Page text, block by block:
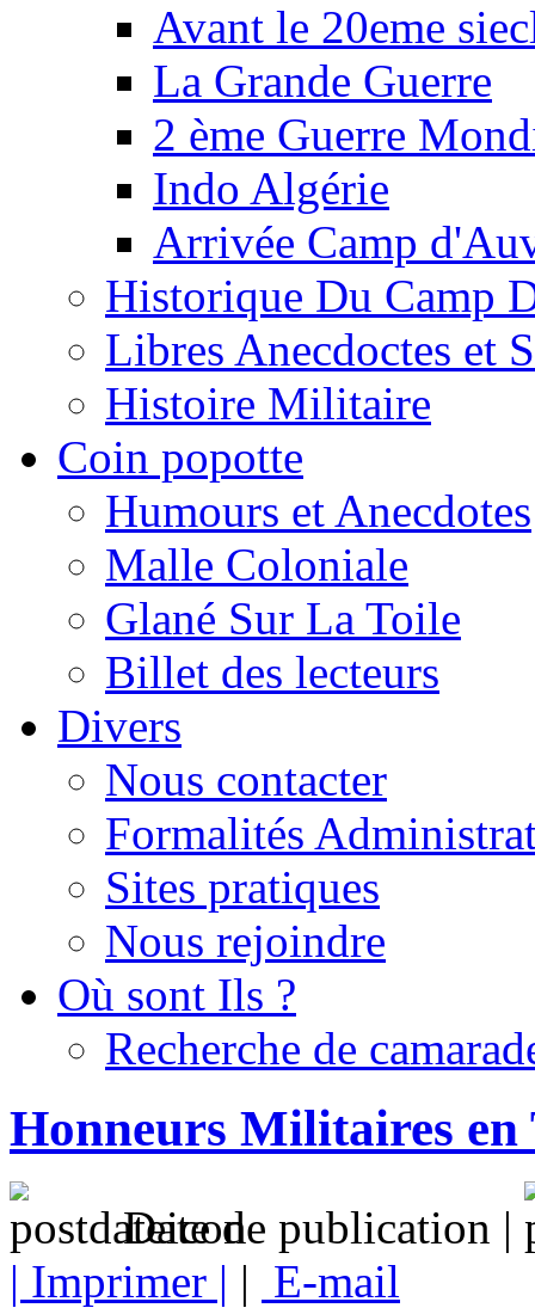
Avant le 20eme
La Grande Guerre
2 ème Guerre
Indo Algérie
Arrivée Camp
Historique Du Camp
Libres Anecdoctes et
Histoire Militaire
Coin popotte
Humours et Anecdotes
Malle Coloniale
Glané Sur La Toile
Billet des lecteurs
Divers
Nous contacter
Formalités
Sites pratiques
Nous rejoindre
Où sont Ils ?
Recherche de
Honneurs Militaires en
Date de publication |
| Imprimer | | E-mail